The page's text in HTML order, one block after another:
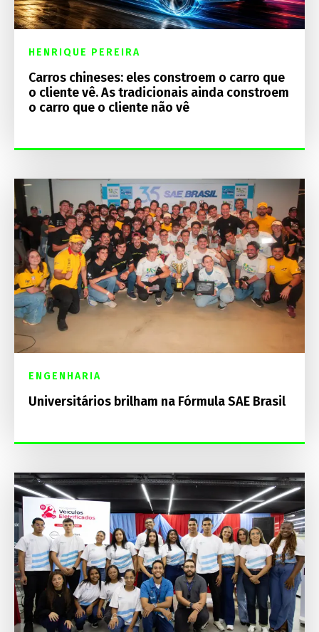
HENRIQUE PEREIRA
Carros chineses: eles constroem o carro que
o cliente vê. As tradicionais ainda constroem
o carro que o cliente não vê
ENGENHARIA
Universitários brilham na Fórmula SAE Brasil